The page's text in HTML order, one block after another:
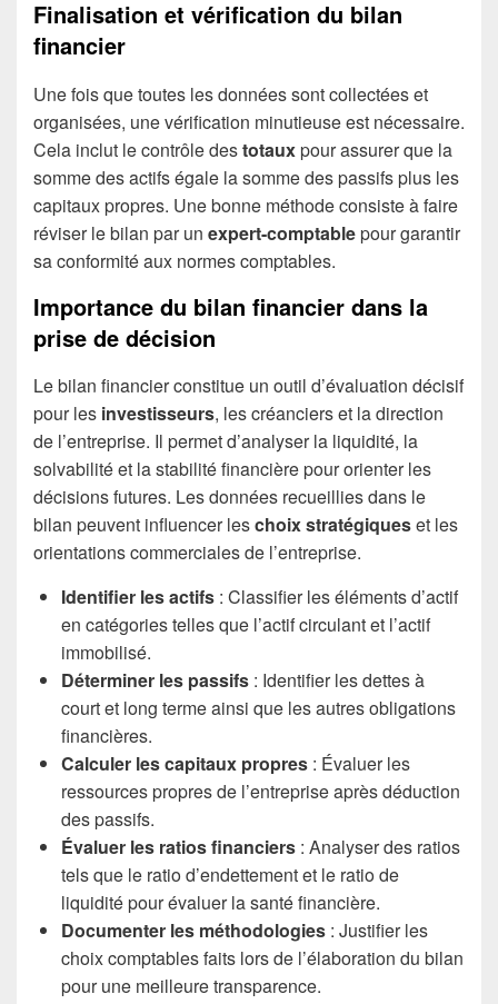
Finalisation et vérification du bilan
financier
Une fois que toutes les données sont collectées et
organisées, une vérification minutieuse est nécessaire.
Cela inclut le contrôle destotauxpour assurer que la
somme des actifs égale la somme des passifs plus les
capitaux propres. Une bonne méthode consiste à faire
réviser le bilan par un expert-comptablepour garantir
sa conformité aux normes comptables.
Importance du bilan financier dans la
prise de décision
Le bilan financier constitue un outil d’évaluation décisif
pour les investisseurs, les créanciers et la direction
de l’entreprise. Il permet d’analyser la liquidité, la
solvabilité et la stabilité financière pour orienter les
décisions futures. Les données recueillies dans le
bilan peuvent influencer leschoix stratégiqueset les
orientations commerciales de l’entreprise.
Identifier les actifs : Classifier les éléments d’actif
en catégories telles que l’actif circulant et l’actif
immobilisé.
Déterminer les passifs : Identifier les dettes à
court et long terme ainsi que les autres obligations
financières.
Calculer les capitaux propres : Évaluer les
ressources propres de l’entreprise après déduction
des passifs.
Évaluer les ratios financiers : Analyser des ratios
tels que le ratio d’endettement et le ratio de
liquidité pour évaluer la santé financière.
Documenter les méthodologies : Justifier les
choix comptables faits lors de l’élaboration du bilan
pour une meilleure transparence.